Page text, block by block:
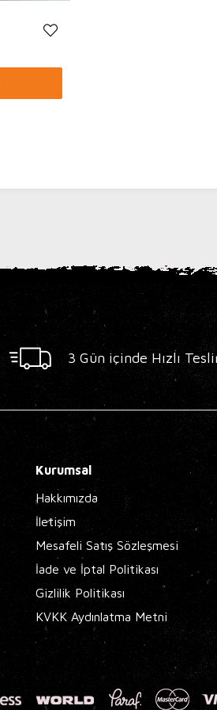
3 Gün içinde Hızlı
Kurumsal
Hakkımızda
İletişim
Mesafeli Satış Sözleşmesi
İade ve İptal Politikası
Gizlilik Politikası
KVKK Aydınlatma Metni